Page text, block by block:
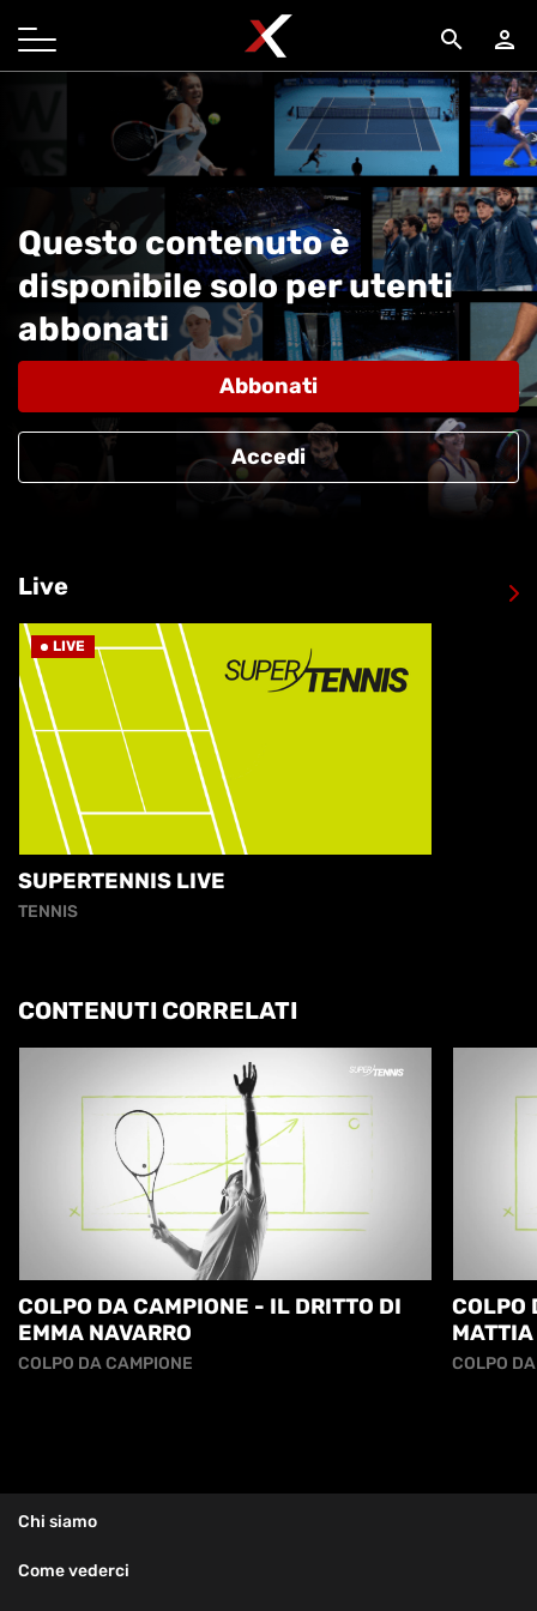
search person
Questo contenuto è
disponibile solo per utenti
abbonati
Abbonati
Accedi
Live
LIVE
SUPERTENNIS LIVE
TENNIS
CONTENUTI CORRELATI
COLPO DA CAMPIONE - IL DRITTO DI
EMMA NAVARRO
COLPO DA CAMPIONE
COLPO
COLPO
Chi siamo
Come vederci